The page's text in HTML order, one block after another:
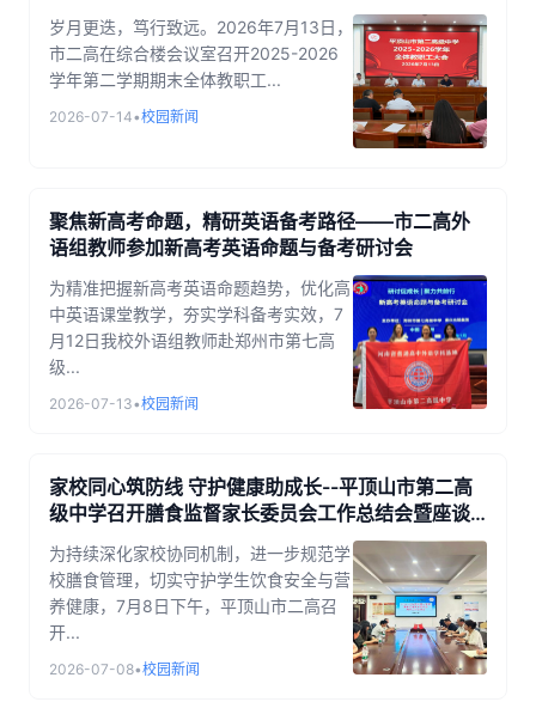
会
岁月更迭，笃行致远。2026年7月13日，
市二高在综合楼会议室召开2025-2026
学年第二学期期末全体教职工...
2026-07-14•校园新闻
聚焦新高考命题，精研英语备考路径——市二高外
语组教师参加新高考英语命题与备考研讨会
为精准把握新高考英语命题趋势，优化高
中英语课堂教学，夯实学科备考实效，7
月12日我校外语组教师赴郑州市第七高
级...
2026-07-13•校园新闻
家校同心筑防线 守护健康助成长--平顶山市第二高
级中学召开膳食监督家长委员会工作总结会暨座谈
会
为持续深化家校协同机制，进一步规范学
校膳食管理，切实守护学生饮食安全与营
养健康，7月8日下午，平顶山市二高召
开...
2026-07-08•校园新闻